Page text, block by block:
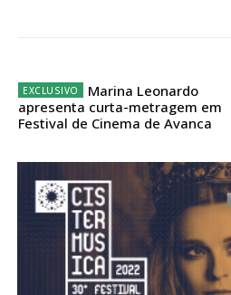
DIGITAL
16€
12
Acesso ao conteúdo
Acesso aos conteúdos
assinantes
Marina Leonardo
apresenta curta-metragem em
Festival de Cinema de Avanca